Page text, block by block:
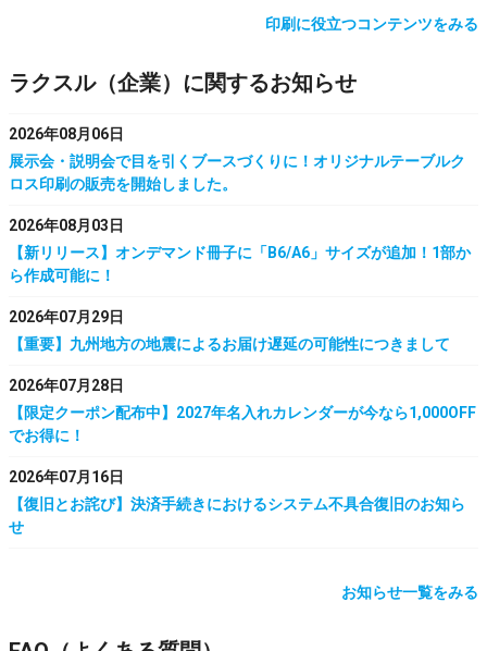
印刷に役立つコンテンツをみる
ラクスル（企業）に関するお知らせ
2026年08月06日
展示会・説明会で目を引くブースづくりに！オリジナルテーブルク
ロス印刷の販売を開始しました。
2026年08月03日
【新リリース】オンデマンド冊子に「B6/A6」サイズが追加！1部か
ら作成可能に！
2026年07月29日
【重要】九州地方の地震によるお届け遅延の可能性につきまして
2026年07月28日
【限定クーポン配布中】2027年名入れカレンダーが今なら1,000OFF
でお得に！
2026年07月16日
【復旧とお詫び】決済手続きにおけるシステム不具合復旧のお知ら
せ
お知らせ一覧をみる